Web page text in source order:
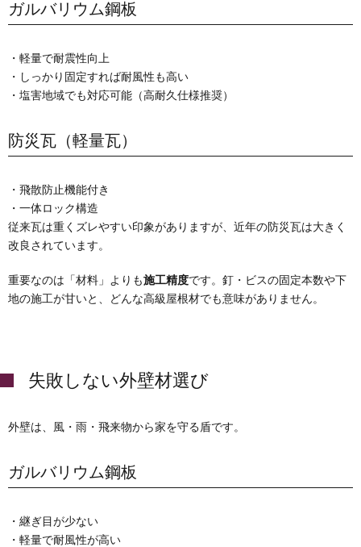
ガルバリウム鋼板
・軽量で耐震性向上
・しっかり固定すれば耐風性も高い
・塩害地域でも対応可能（高耐久仕様推奨）
防災瓦（軽量瓦）
・飛散防止機能付き
・一体ロック構造
従来瓦は重くズレやすい印象がありますが、近年の防災瓦は大きく
改良されています。
重要なのは「材料」よりも施工精度です。釘・ビスの固定本数や下
地の施工が甘いと、どんな高級屋根材でも意味がありません。
失敗しない外壁材選び
外壁は、風・雨・飛来物から家を守る盾です。
ガルバリウム鋼板
・継ぎ目が少ない
・軽量で耐風性が高い